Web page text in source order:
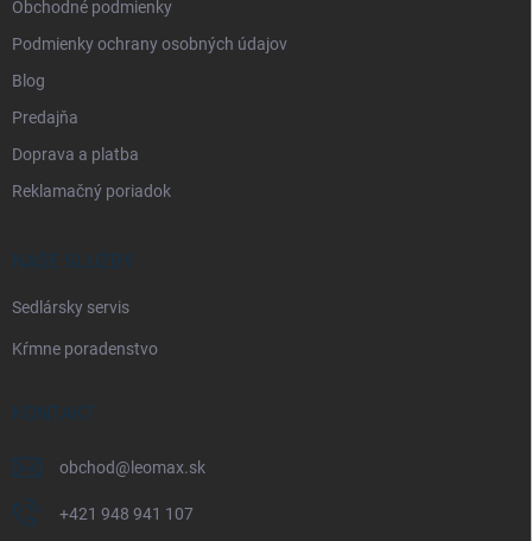
Obchodné podmienky
Podmienky ochrany osobných údajov
Blog
Predajňa
Doprava a platba
Reklamačný poriadok
NAŠE SLUŽBY
Sedlársky servis
Kŕmne poradenstvo
KONTAKT
obchod@ leomax.sk
+421 948 941 107